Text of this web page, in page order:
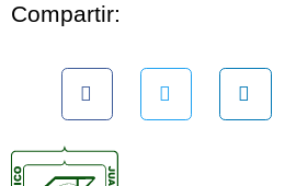
Compartir: